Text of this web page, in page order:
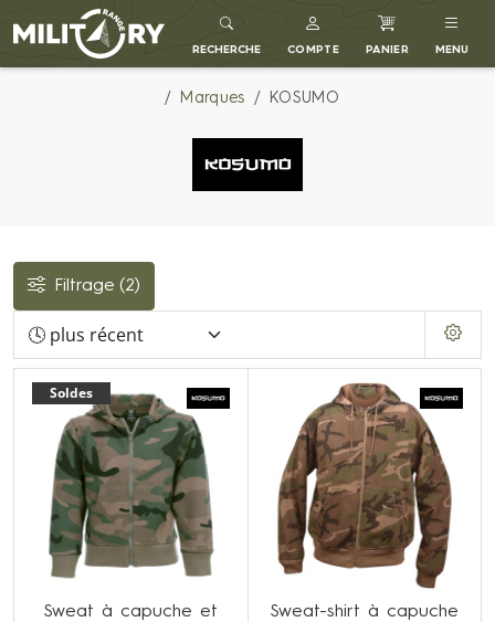
MILITARY RANGE FR
RECHERCHE COMPTE PANIER MENU
Marques KOSUMO
Filtrage (2)
Soldes
Sweat à capuche et
Sweat-shirt à capuche